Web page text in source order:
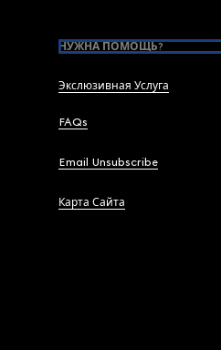
НУЖНА ПОМОЩЬ?
Экслюзивная Услуга
FAQs
Email Unsubscribe
Карта Сайта